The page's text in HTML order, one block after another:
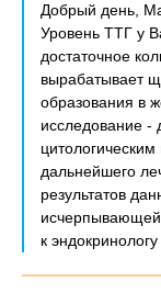
Добрый день,
Уровень ТТГ у
достаточное
вырабатывает
образования в
исследование -
дальнейшего
результатов
к эндокринологу